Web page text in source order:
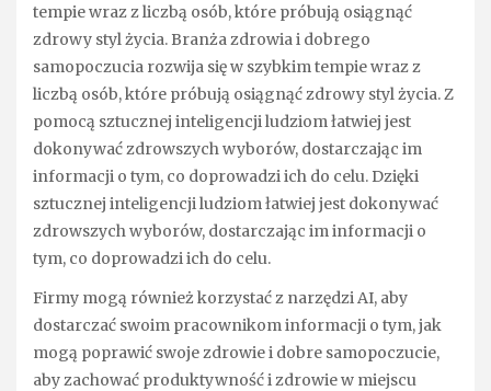
tempie wraz z liczbą osób, które próbują osiągnąć
zdrowy styl życia. Branża zdrowia i dobrego
samopoczucia rozwija się w szybkim tempie wraz z
liczbą osób, które próbują osiągnąć zdrowy styl życia. Z
pomocą sztucznej inteligencji ludziom łatwiej jest
dokonywać zdrowszych wyborów, dostarczając im
informacji o tym, co doprowadzi ich do celu. Dzięki
sztucznej inteligencji ludziom łatwiej jest dokonywać
zdrowszych wyborów, dostarczając im informacji o
tym, co doprowadzi ich do celu.
Firmy mogą również korzystać z narzędzi AI, aby
dostarczać swoim pracownikom informacji o tym, jak
mogą poprawić swoje zdrowie i dobre samopoczucie,
aby zachować produktywność i zdrowie w miejscu